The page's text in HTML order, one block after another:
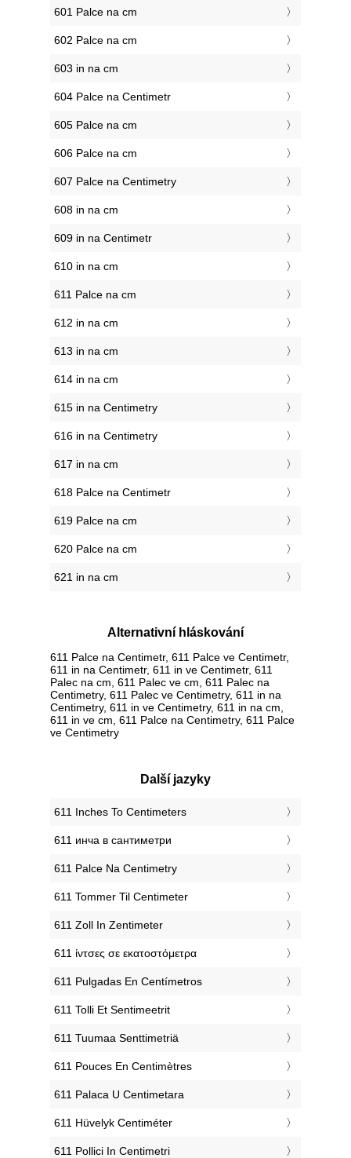
601 Palce na cm
602 Palce na cm
603 in na cm
604 Palce na Centimetr
605 Palce na cm
606 Palce na cm
607 Palce na Centimetry
608 in na cm
609 in na Centimetr
610 in na cm
611 Palce na cm
612 in na cm
613 in na cm
614 in na cm
615 in na Centimetry
616 in na Centimetry
617 in na cm
618 Palce na Centimetr
619 Palce na cm
620 Palce na cm
621 in na cm
Alternativní hláskování
611 Palce na Centimetr, 611 Palce ve Centimetr,
611 in na Centimetr, 611 in ve Centimetr, 611
Palec na cm, 611 Palec ve cm, 611 Palec na
Centimetry, 611 Palec ve Centimetry, 611 in na
Centimetry, 611 in ve Centimetry, 611 in na cm,
611 in ve cm, 611 Palce na Centimetry, 611 Palce
ve Centimetry
Další jazyky
‎611 Inches To Centimeters
‎611 инча в сантиметри
‎611 Palce Na Centimetry
‎611 Tommer Til Centimeter
‎611 Zoll In Zentimeter
‎611 ίντσες σε εκατοστόμετρα
‎611 Pulgadas En Centímetros
‎611 Tolli Et Sentimeetrit
‎611 Tuumaa Senttimetriä
‎611 Pouces En Centimètres
‎611 Palaca U Centimetara
‎611 Hüvelyk Centiméter
‎611 Pollici In Centimetri